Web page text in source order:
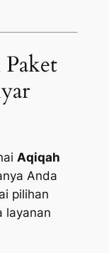
Aqiqah
Anda
pilihan
layanan